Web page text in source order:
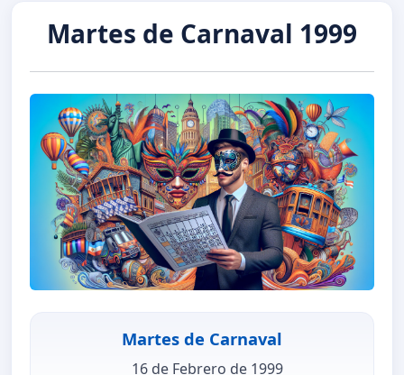
Martes de Carnaval 1999
Martes de Carnaval
16 de Febrero de 1999